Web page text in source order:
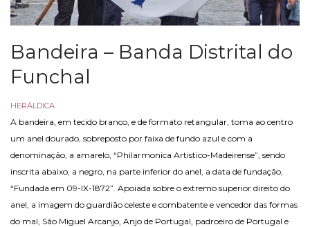
Bandeira – Banda Distrital do
Funchal
HERÁLDICA
A bandeira, em tecido branco, e de formato retangular, toma ao centro
um anel dourado, sobreposto por faixa de fundo azul e com a
denominação, a amarelo, “Philarmonica Artistico-Madeirense”, sendo
inscrita abaixo, a negro, na parte inferior do anel, a data de fundação,
“Fundada em 09-IX-1872”. Apoiada sobre o extremo superior direito do
anel, a imagem do guardião celeste e combatente e vencedor das formas
do mal, São Miguel Arcanjo, Anjo de Portugal, padroeiro de Portugal e